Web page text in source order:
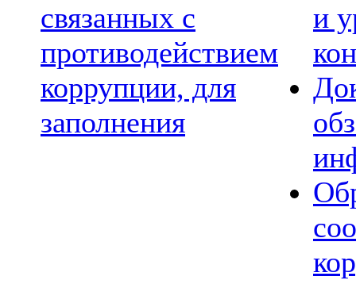
связанных с
противодействием
коррупции, для
заполнения
и